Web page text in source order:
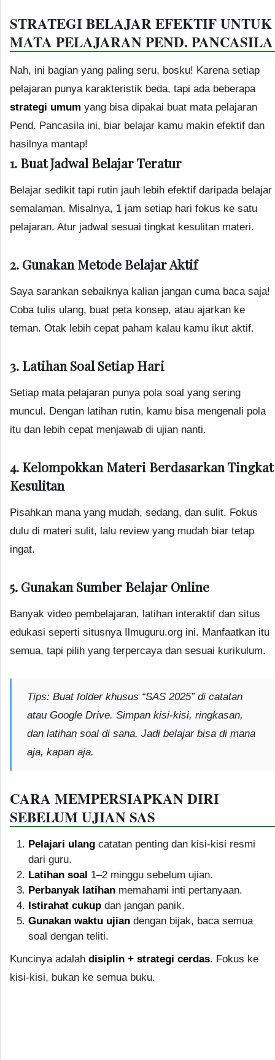
STRATEGI BELAJAR EFEKTIF UNTUK
MATA PELAJARAN PEND. PANCASILA
Nah, ini bagian yang paling seru, bosku! Karena setiap
pelajaran punya karakteristik beda, tapi ada beberapa
strategi umum yang bisa dipakai buat mata pelajaran
Pend. Pancasila ini, biar belajar kamu makin efektif dan
hasilnya mantap!
1. Buat Jadwal Belajar Teratur
Belajar sedikit tapi rutin jauh lebih efektif daripada belajar
semalaman. Misalnya, 1 jam setiap hari fokus ke satu
pelajaran. Atur jadwal sesuai tingkat kesulitan materi.
2. Gunakan Metode Belajar Aktif
Saya sarankan sebaiknya kalian jangan cuma baca saja!
Coba tulis ulang, buat peta konsep, atau ajarkan ke
teman. Otak lebih cepat paham kalau kamu ikut aktif.
3. Latihan Soal Setiap Hari
Setiap mata pelajaran punya pola soal yang sering
muncul. Dengan latihan rutin, kamu bisa mengenali pola
itu dan lebih cepat menjawab di ujian nanti.
4. Kelompokkan Materi Berdasarkan Tingkat
Kesulitan
Pisahkan mana yang mudah, sedang, dan sulit. Fokus
dulu di materi sulit, lalu review yang mudah biar tetap
ingat.
5. Gunakan Sumber Belajar Online
Banyak video pembelajaran, latihan interaktif dan situs
edukasi seperti situsnya Ilmuguru.org ini. Manfaatkan itu
semua, tapi pilih yang terpercaya dan sesuai kurikulum.
Tips: Buat folder khusus “SAS 2025” di catatan
atau Google Drive. Simpan kisi-kisi, ringkasan,
dan latihan soal di sana. Jadi belajar bisa di mana
aja, kapan aja.
CARA MEMPERSIAPKAN DIRI
SEBELUM UJIAN SAS
Pelajari ulang catatan penting dan kisi-kisi resmi
dari guru.
Latihan soal 1–2 minggu sebelum ujian.
Perbanyak latihan memahami inti pertanyaan.
Istirahat cukup dan jangan panik.
Gunakan waktu ujian dengan bijak, baca semua
soal dengan teliti.
Kuncinya adalah disiplin + strategi cerdas. Fokus ke
kisi-kisi, bukan ke semua buku.